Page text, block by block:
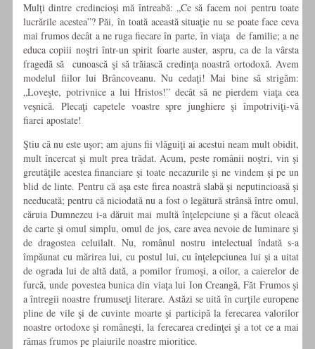
Mulţi dintre credincioşi mă întreabă: „Ce să facem noi pentru toate
lucrările acestea”? Păi, în toată această situaţie nu se poate face ceva
mai frumos decât a ne ruga fiecare în parte, în viaţa de familie; a ne
educa copiii noştri într-un spirit foarte auster, aspru, ca de la vârsta
fragedă să cunoască şi să trăiască credinţa noastră ortodoxă. Avem
modelul fiilor lui Brâncoveanu. Nu cedaţi! Mai bine să strigăm:
„Loveşte, potrivnice a lui Hristos!” decât să ne pierdem viaţa cea
veşnică. Plecaţi capetele voastre spre junghiere şi împotriviţi-vă
fiarei apostate!
Ştiu că nu este uşor; am ajuns fii vlăguiţi ai acestui neam mult obidit,
mult încercat şi mult prea trădat. Acum, peste românii noştri, vin şi
greutăţile acestea financiare şi toate necazurile şi ne vindem şi pe un
blid de linte. Pentru că aşa este firea noastră slabă şi neputincioasă şi
needucată; pentru că niciodată nu a fost o legătură strânsă între omul,
căruia Dumnezeu i-a dăruit mai multă înţelepciune şi a făcut oleacă
de carte şi omul simplu, omul de jos, care avea nevoie de luminare şi
de dragostea celuilalt. Nu, românul nostru intelectual îndată s-a
împăunat cu mărirea lui, cu postul lui, cu înţelepciunea lui şi a uitat
de ograda lui de altă dată, a pomilor frumoşi, a oilor, a caierelor de
furcă, unde povestea bunica din viaţa lui Ion Creangă, Făt Frumos şi
a întregii noastre frumuseţi literare. Astăzi se uită în curţile europene
pline de vile şi de cuvinte moarte şi participă la ferecarea valorilor
noastre ortodoxe şi româneşti, la ferecarea credinţei şi a tot ce a mai
rămas frumos pe plaiurile noastre mioritice.